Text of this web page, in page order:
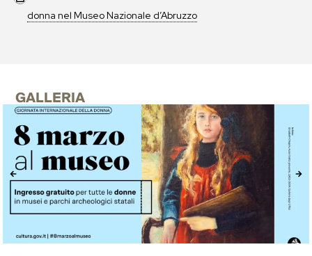
donna nel Museo Nazionale d’Abruzzo
GALLERIA